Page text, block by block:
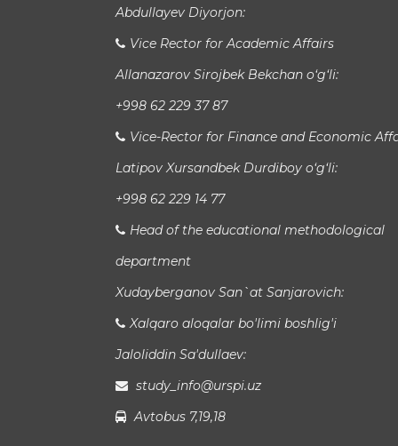
Abdullayev Diyorjon:
Vice Rector for Academic Affairs
Allanazarov Sirojbek Bekchan o‘g‘li:
+998 62 229 37 87
Vice-Rector for Finance and Economic
Latipov Xursandbek Durdiboy o‘g‘li:
+998 62 229 14 77
Head of the educational methodological
department
Xudayberganov San`at Sanjarovich:
Xalqaro aloqalar bo'limi boshlig'i
Jaloliddin Sa'dullaev:
study_info@urspi.uz
Avtobus 7,19,18